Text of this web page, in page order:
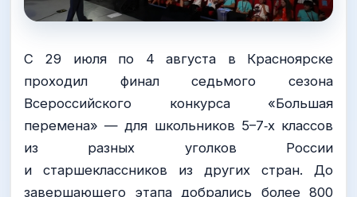
C 29 июля по 4 августа в Красноярске
проходил финал седьмого сезона
Всероссийского конкурса «Большая
перемена» — для школьников 5–7‑х классов
из разных уголков России
и старшеклассников из других стран. До
завершающего этапа добрались более 800